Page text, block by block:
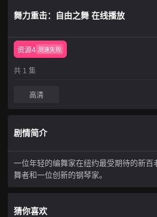
舞力重击：自由之舞 在线播放
资源4 测速失败
共 1 集
高清
剧情简介
一位年轻的编舞家在纽约最受期待的新百
舞者和一位创新的钢琴家。
猜你喜欢